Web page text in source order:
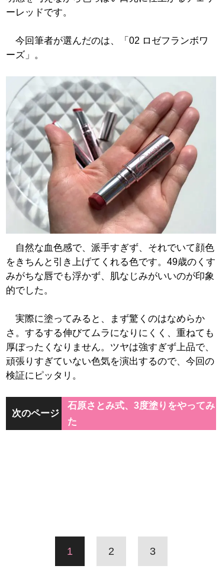
ーレッドです。
今回筆者が選んだのは、「02 ロゼフランボワ
ーズ」。
自然な血色感で、派手すぎず、それでいて顔色
をきちんと引き上げてくれる色です。49歳のくす
みがちな唇でも浮かず、肌なじみがいいのが印象
的でした。
実際に塗ってみると、まず驚くのはなめらか
さ。するする伸びてムラになりにくく、重ねても
厚ぼったくなりません。ツヤは強すぎず上品で、
頑張りすぎていない色気を演出するので、今回の
検証にピッタリ。
次のページ
石原さとみ式、3度塗りをやってみ
た
1 2 3